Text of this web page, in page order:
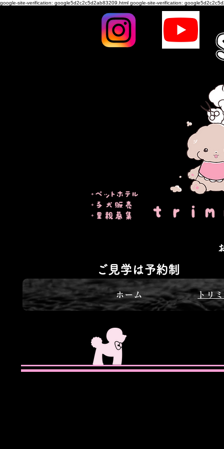
google-site-verification: google5d2c2c5d2ab83209.html google-site-verification:
ご見学は予約制
ホーム トリ